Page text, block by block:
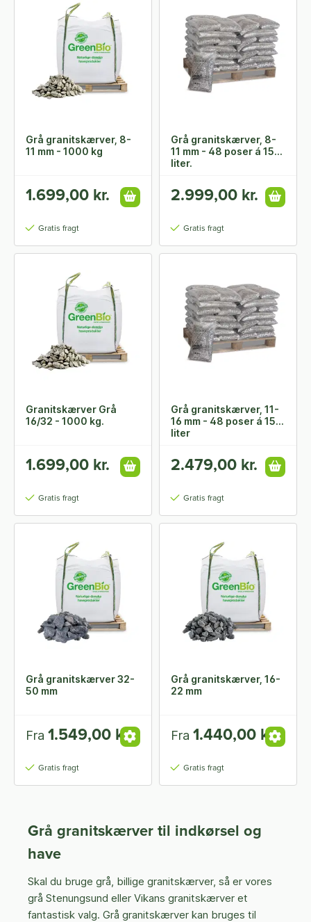
Grå granitskærver, 8-
11 mm - 1000 kg
1.699,00 kr.
Gratis fragt
Grå granitskærver, 8-
11 mm - 48 poser á 15
liter.
2.999,00 kr.
Gratis fragt
Granitskærver Grå
16/32 - 1000 kg.
1.699,00 kr.
Gratis fragt
Grå granitskærver, 11-
16 mm - 48 poser á 15
liter
2.479,00 kr.
Gratis fragt
Grå granitskærver 32-
50 mm
Fra 1.549,00 kr.
Gratis fragt
Grå granitskærver, 16-
22 mm
Fra 1.440,00 kr.
Gratis fragt
Grå granitskærver til indkørsel og
have
Skal du bruge grå, billige granitskærver, så er vores
grå Stenungsund eller Vikans granitskærver et
fantastisk valg. Grå granitskærver kan bruges til